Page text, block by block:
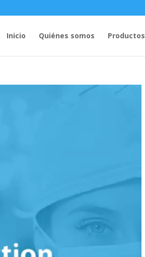
Inicio Quiénes somos Productos